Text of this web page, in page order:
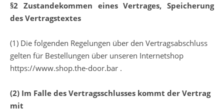
§2 Zustandekommen eines Vertrages, Speicherung
des Vertragstextes
(1) Die folgenden Regelungen über den Vertragsabschluss
gelten für Bestellungen über unseren Internetshop
https://www.shop.the-door.bar .
(2) Im Falle des Vertragsschlusses kommt der Vertrag
mit